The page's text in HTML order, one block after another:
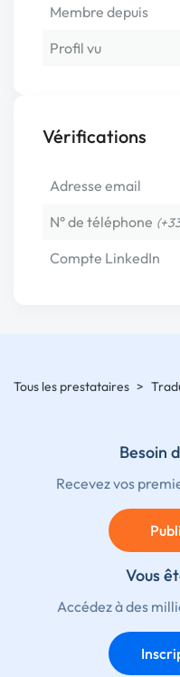
Membre depuis
Profil vu
Vérifications
Adresse email
N° de téléphone
Compte LinkedIn
Tous les prestataires >
Besoin
Recevez vos
Vous
Accédez à des